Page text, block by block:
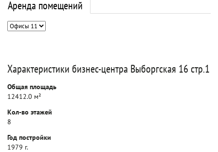
Аренда помещений
Характеристики бизнес-центра Выборгская 16 стр.1
Общая площадь
12412.0 м²
Кол-во этажей
8
Год постройки
1979 г.